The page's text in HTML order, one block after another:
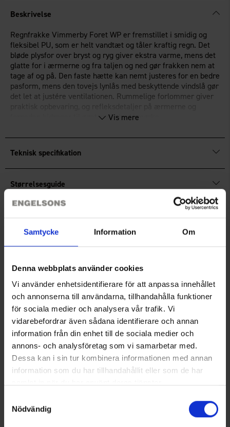
Samtycke Information Om
Denna webbplats använder cookies
Vi använder enhetsidentifierare för att anpassa innehållet
och annonserna till användarna, tillhandahålla funktioner
för sociala medier och analysera vår trafik. Vi
vidarebefordrar även sådana identifierare och annan
information från din enhet till de sociala medier och
annons- och analysföretag som vi samarbetar med.
Dessa kan i sin tur kombinera informationen med annan
information som du har tillhandahållit eller som de har
Nödvändig
Beskrivelse
Regnfrakke Vimmerby Foret WP er fremstillet i smidig og
fleksibel PU, som er helt vandtæt og tåler kraftig regn. Det
bløde plysfor over bryst og ryg giver ekstra varme, mens det
glatte for i ærmerne og fra taljen og ned gør frakken nem at
tage af og på. Den faste hætte kan nemt justeres for en bedre
pasform, mens den tovejs lynlås med beskyttende vindslå gør
det let at justére ventilationen. Rummelige forlommer giver
forneden bidrager til øget synlighed i mørke.
Refleksdetaljer for øget synlighed
OEKO-TEX®Standard 100-certificeret.
Vis mere
Teknisk specifikation
Størrelsesguide
Anmeldelser
Du har måske også brug for
Fra95 kr.